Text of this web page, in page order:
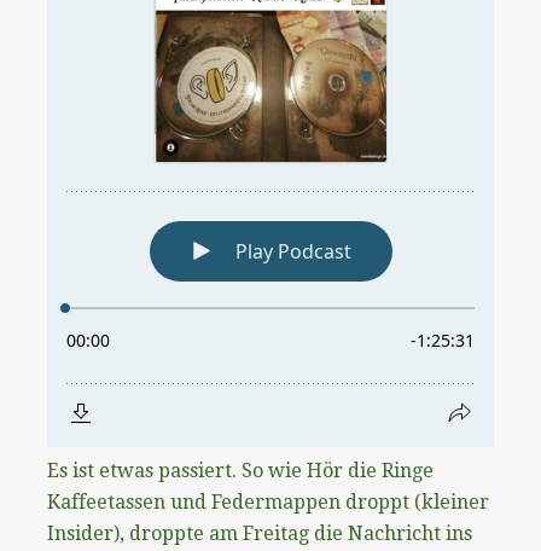
Es ist etwas passiert. So wie Hör die Ringe
Kaffeetassen und Federmappen droppt (kleiner
Insider), droppte am Freitag die Nachricht ins